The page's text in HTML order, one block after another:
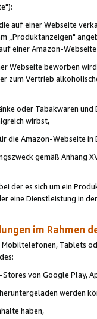
auf einer Webseite
„Produktanzeigen"
einer Amazon-
Webseite beworben
zum Vertrieb
oder Tabakwaren
wirbst,
die Amazon-Webseite in
gemäß Anhang
der es sich um ein
eine Dienstleistung in
im Rahmen
Tablets
Stores von Google Play,
werden
haben,